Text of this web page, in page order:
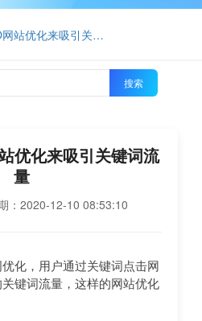
如何通过SEO网站优化来吸引关键词流量
搜索
优化来吸引关键词流
量
：2020-12-10 08:53:10
化，用户通过关键词点击网
键词流量，这样的网站优化